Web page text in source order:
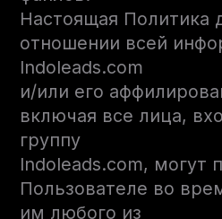
Настоящая Политика
отношении всей
Indoleads.com
и/или его
включая все лица,
группу
Indoleads.com, могут
Пользователе во
им любого из